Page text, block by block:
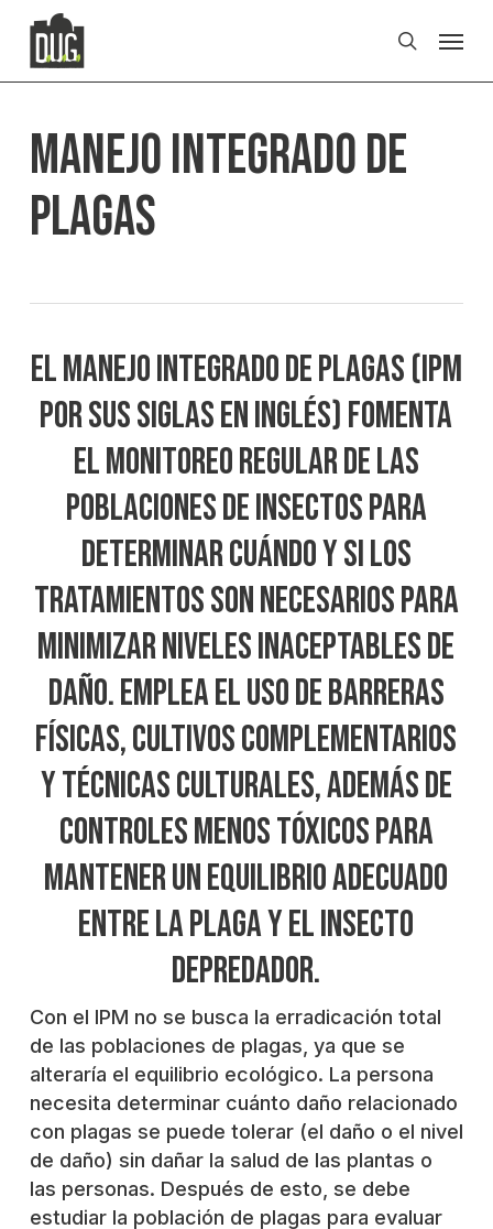
main
search
Manejo integrado de
plagas
El manejo integrado de plagas (IPM
por sus siglas en inglés) fomenta
el monitoreo regular de las
poblaciones de insectos para
determinar cuándo y si los
tratamientos son necesarios para
minimizar niveles inaceptables de
daño. Emplea el uso de barreras
físicas, cultivos complementarios
y técnicas culturales, además de
controles menos tóxicos para
mantener un equilibrio adecuado
entre la plaga y el insecto
depredador.
Con el IPM no se busca la erradicación total
de las poblaciones de plagas, ya que se
alteraría el equilibrio ecológico. La persona
necesita determinar cuánto daño relacionado
con plagas se puede tolerar (el daño o el nivel
de daño) sin dañar la salud de las plantas o
las personas. Después de esto, se debe
estudiar la población de plagas para evaluar